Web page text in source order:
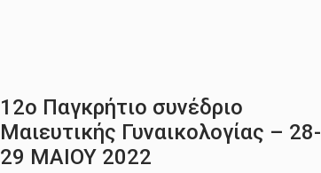
12ο Παγκρήτιο συνέδριο
Μαιευτικής Γυναικολογίας – 28-
29 MAIOY 2022